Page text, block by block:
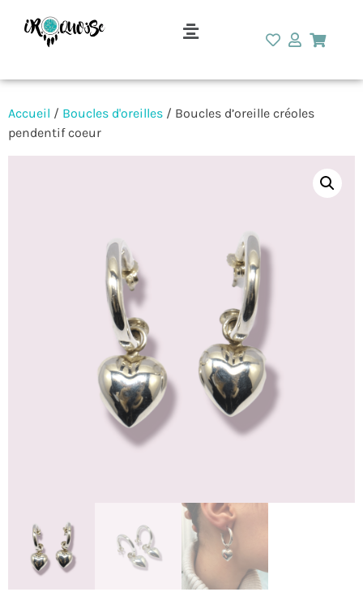
Accueil / Boucles d'oreilles / Boucles d’oreille créoles
pendentif coeur